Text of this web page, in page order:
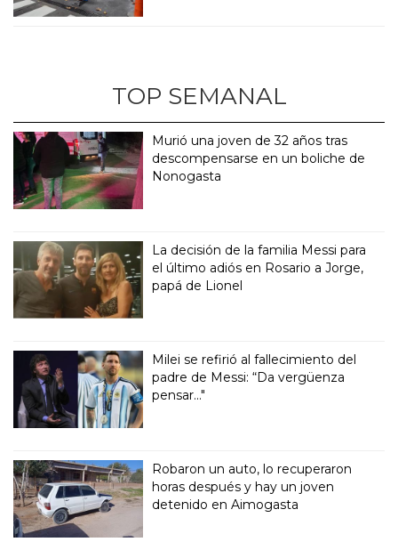
TOP SEMANAL
Murió una joven de 32 años tras
descompensarse en un boliche de
Nonogasta
La decisión de la familia Messi para
el último adiós en Rosario a Jorge,
papá de Lionel
Milei se refirió al fallecimiento del
padre de Messi: “Da vergüenza
pensar..."
Robaron un auto, lo recuperaron
horas después y hay un joven
detenido en Aimogasta